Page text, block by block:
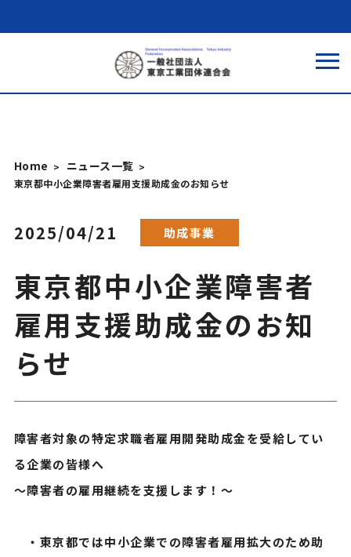
Home ニュース一覧
東京都中小企業障害者雇用支援助成金のお知らせ
2025/04/21 助成事業
東京都中小企業障害者
雇用支援助成金のお知
らせ
障害者対象の特定求職者雇用開発助成金を受給してい
る企業の皆様へ
～障害者の雇用継続を支援します！～
・東京都では中小企業での障害者雇用拡大のため助